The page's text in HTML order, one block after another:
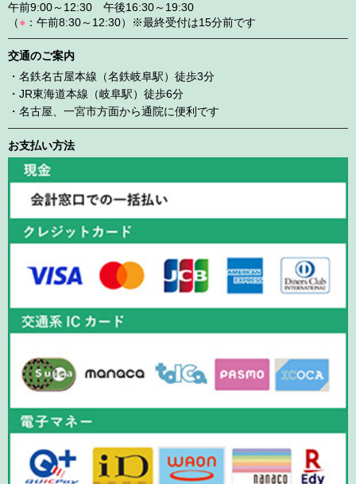
午前9:00～12:30 午後16:30～19:30
（● ：午前8:30～12:30）※最終受付は15分前です
交通のご案内
・名鉄名古屋本線（名鉄岐阜駅）徒歩3分
・JR東海道本線（岐阜駅）徒歩6分
・名古屋、一宮市方面から通院に便利です
お支払い方法